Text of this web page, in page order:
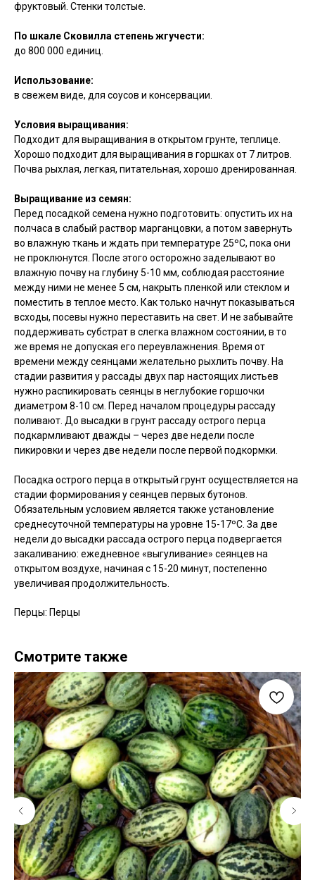
фруктовый. Стенки толстые.
По шкале Сковилла степень жгучести:
до 800 000 единиц.
Использование:
в свежем виде, для соусов и консервации.
Условия выращивания:
Подходит для выращивания в открытом грунте, теплице.
Хорошо подходит для выращивания в горшках от 7 литров.
Почва рыхлая, легкая, питательная, хорошо дренированная.
Выращивание из семян:
Перед посадкой семена нужно подготовить: опустить их на
полчаса в слабый раствор марганцовки, а потом завернуть
во влажную ткань и ждать при температуре 25ºC, пока они
не проклюнутся. После этого осторожно заделывают во
влажную почву на глубину 5-10 мм, соблюдая расстояние
между ними не менее 5 см, накрыть пленкой или стеклом и
поместить в теплое место. Как только начнут показываться
всходы, посевы нужно переставить на свет. И не забывайте
поддерживать субстрат в слегка влажном состоянии, в то
же время не допуская его переувлажнения. Время от
времени между сеянцами желательно рыхлить почву. На
стадии развития у рассады двух пар настоящих листьев
нужно распикировать сеянцы в неглубокие горшочки
диаметром 8-10 см. Перед началом процедуры рассаду
поливают. До высадки в грунт рассаду острого перца
подкармливают дважды – через две недели после
пикировки и через две недели после первой подкормки.
Посадка острого перца в открытый грунт осуществляется на
стадии формирования у сеянцев первых бутонов.
Обязательным условием является также установление
среднесуточной температуры на уровне 15-17ºC. За две
недели до высадки рассада острого перца подвергается
закаливанию: ежедневное «выгуливание» сеянцев на
открытом воздухе, начиная с 15-20 минут, постепенно
увеличивая продолжительность.
Перцы: Перцы
Смотрите также